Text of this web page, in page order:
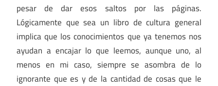
pesar de dar esos saltos por las páginas.
Lógicamente que sea un libro de cultura general
implica que los conocimientos que ya tenemos nos
ayudan a encajar lo que leemos, aunque uno, al
menos en mi caso, siempre se asombra de lo
ignorante que es y de la cantidad de cosas que le